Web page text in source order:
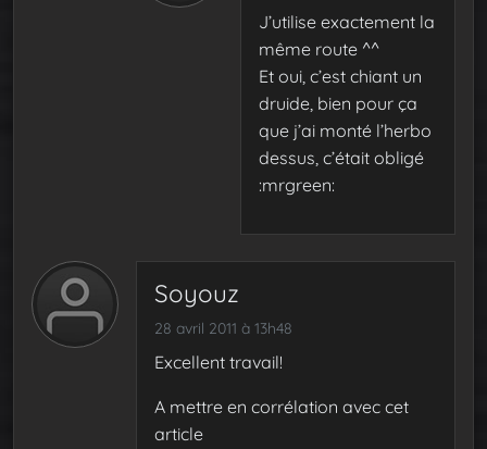
J’utilise exactement la
même route ^^
Et oui, c’est chiant un
druide, bien pour ça
que j’ai monté l’herbo
dessus, c’était obligé
:mrgreen:
Soyouz
28 avril 2011 à 13h48
Excellent travail!
A mettre en corrélation avec cet
article